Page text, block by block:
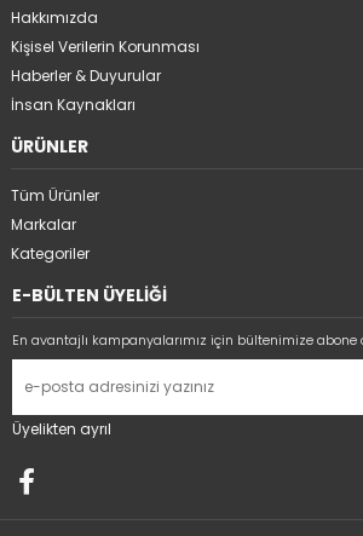
Hakkımızda
Kişisel Verilerin Korunması
Haberler & Duyurular
İnsan Kaynakları
ÜRÜNLER
Tüm Ürünler
Markalar
Kategoriler
E-BÜLTEN ÜYELİĞİ
En avantajlı kampanyalarımız için bültenimize abone
Üyelikten ayrıl